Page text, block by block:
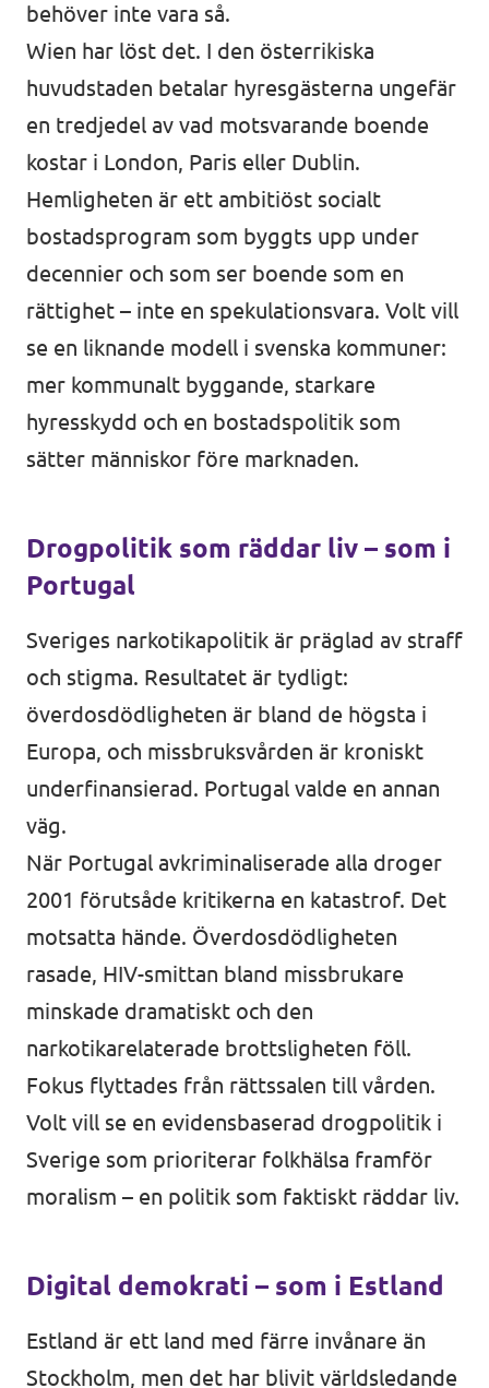
behöver inte vara så.
Wien har löst det. I den österrikiska
huvudstaden betalar hyresgästerna ungefär
en tredjedel av vad motsvarande boende
kostar i London, Paris eller Dublin.
Hemligheten är ett ambitiöst socialt
bostadsprogram som byggts upp under
decennier och som ser boende som en
rättighet – inte en spekulationsvara. Volt vill
se en liknande modell i svenska kommuner:
mer kommunalt byggande, starkare
hyresskydd och en bostadspolitik som
sätter människor före marknaden.
Drogpolitik som räddar liv – som i
Portugal
Sveriges narkotikapolitik är präglad av straff
och stigma. Resultatet är tydligt:
överdosdödligheten är bland de högsta i
Europa, och missbruksvården är kroniskt
underfinansierad. Portugal valde en annan
väg.
När Portugal avkriminaliserade alla droger
2001 förutsåde kritikerna en katastrof. Det
motsatta hände. Överdosdödligheten
rasade, HIV-smittan bland missbrukare
minskade dramatiskt och den
narkotikarelaterade brottsligheten föll.
Fokus flyttades från rättssalen till vården.
Volt vill se en evidensbaserad drogpolitik i
Sverige som prioriterar folkhälsa framför
moralism – en politik som faktiskt räddar liv.
Digital demokrati – som i Estland
Estland är ett land med färre invånare än
Stockholm, men det har blivit världsledande